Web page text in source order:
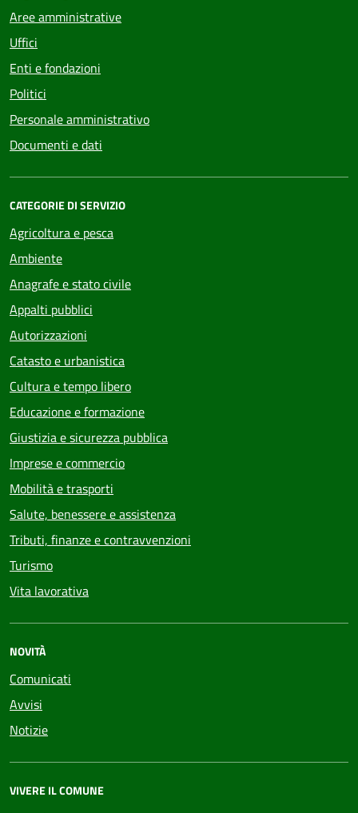
Aree amministrative
Uffici
Enti e fondazioni
Politici
Personale amministrativo
Documenti e dati
CATEGORIE DI SERVIZIO
Agricoltura e pesca
Ambiente
Anagrafe e stato civile
Appalti pubblici
Autorizzazioni
Catasto e urbanistica
Cultura e tempo libero
Educazione e formazione
Giustizia e sicurezza pubblica
Imprese e commercio
Mobilità e trasporti
Salute, benessere e assistenza
Tributi, finanze e contravvenzioni
Turismo
Vita lavorativa
NOVITÀ
Comunicati
Avvisi
Notizie
VIVERE IL COMUNE